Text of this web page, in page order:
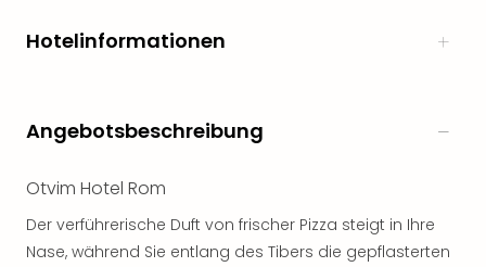
Hotelinformationen
Angebotsbeschreibung
Otvim Hotel Rom
Der verführerische Duft von frischer Pizza steigt in Ihre
Nase, während Sie entlang des Tibers die gepflasterten